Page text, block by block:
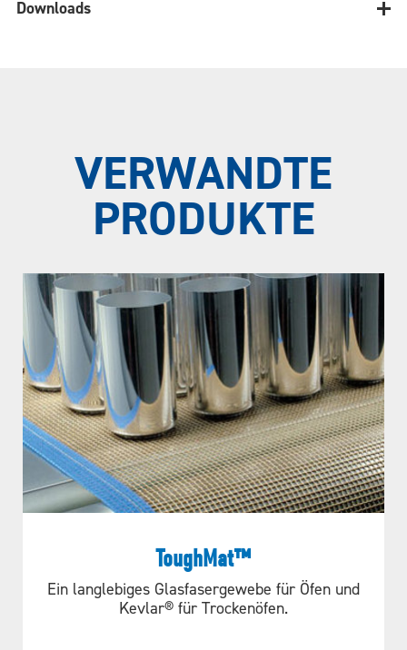
Downloads
INSTALLATIONS-, MONTAGE- &
Installation Instructions |
Sprockets
VERWANDTE
PRODUKTE
ToughMat™
Ein langlebiges Glasfasergewebe für Öfen und
Kevlar® für Trockenöfen.